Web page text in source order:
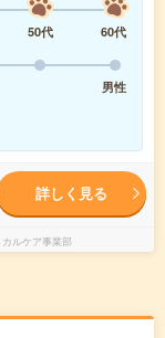
50代
60代
男性
詳しく見る
ルケア事業部